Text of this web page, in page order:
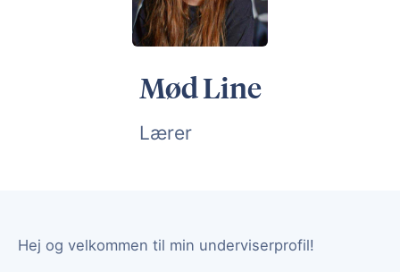
Undervisere
Mød Line
Lærer
Hej og velkommen til min underviserprofil!